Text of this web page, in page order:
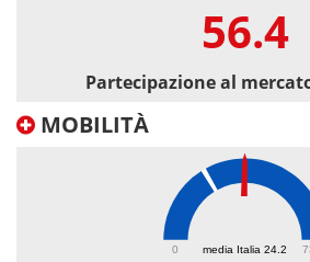
56.4
Partecipazione al
MOBILITÀ
media Italia 24.2
0